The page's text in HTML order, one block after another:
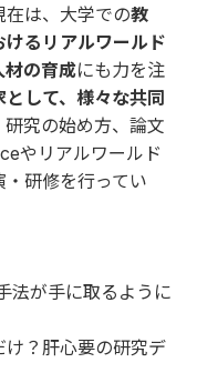
在は、大学での教
けるリアルワールド
材の育成にも力を注
して、様々な共同
研究の始め方、論文
やリアルワールド
研修を行ってい
法が手に取るように
？肝心要の研究デ